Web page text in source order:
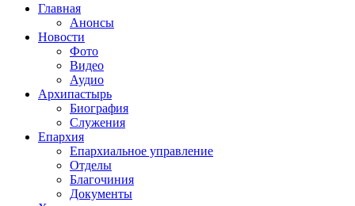
Главная
Анонсы
Новости
Фото
Видео
Аудио
Архипастырь
Биография
Служения
Епархия
Епархиальное управление
Отделы
Благочиния
Документы